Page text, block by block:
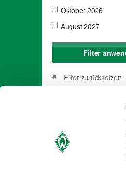
Oktober 2026
August 2027
Filter
Filter zurücksetzen